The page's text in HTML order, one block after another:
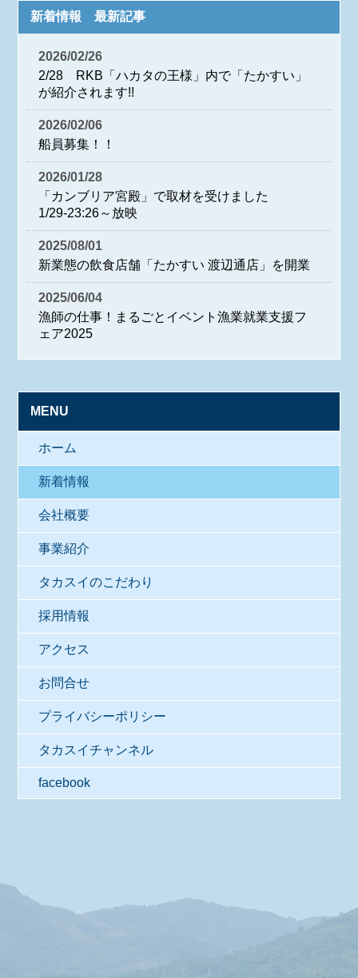
新着情報 最新記事
2026/02/26
2/28 RKB「ハカタの王様」内で「たかすい」
が紹介されます!!
2026/02/06
船員募集！！
2026/01/28
「カンブリア宮殿」で取材を受けました
1/29-23:26～放映
2025/08/01
新業態の飲食店舗「たかすい 渡辺通店」を開業
2025/06/04
漁師の仕事！まるごとイベント漁業就業支援フ
ェア2025
MENU
ホーム
新着情報
会社概要
事業紹介
タカスイのこだわり
採用情報
アクセス
お問合せ
プライバシーポリシー
タカスイチャンネル
facebook